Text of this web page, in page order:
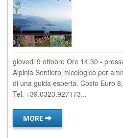
giovedi 9 ottobre Ore 14.30 -
Alpinia Sentiero micologico per
di una guida esperta. Costo Euro
Tel. +39.0323.927173...
MORE